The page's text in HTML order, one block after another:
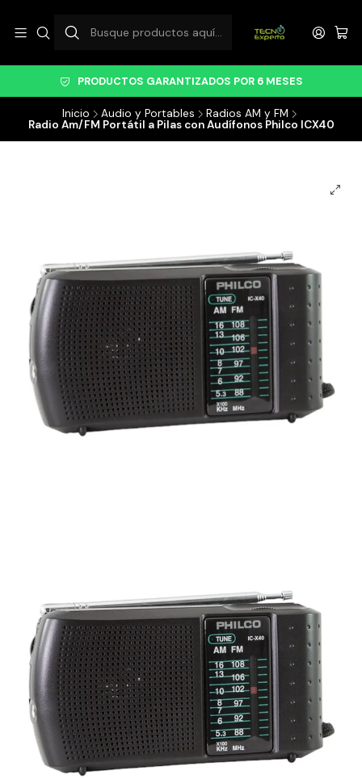
PRODUCTOS GARANTIZADOS POR 6 MESES
Inicio Audio y Portables
Radios AM y FM
Radio Am/FM Portátil a Pilas con Audífonos Philco ICX40